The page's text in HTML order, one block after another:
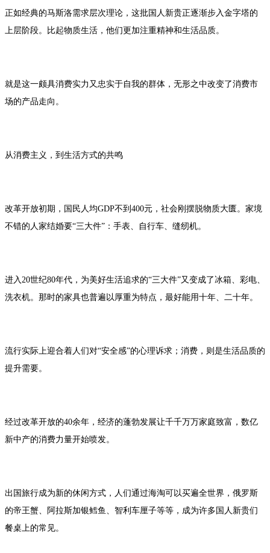
正如经典的马斯洛需求层次理论，这批国人新贵正逐渐步入金字塔的
上层阶段。比起物质生活，他们更加注重精神和生活品质。
就是这一颇具消费实力又忠实于自我的群体，无形之中改变了消费市
场的产品走向。
从消费主义，到生活方式的共鸣
改革开放初期，国民人均GDP不到400元，社会刚摆脱物质大匮。家境
不错的人家结婚要“三大件”：手表、自行车、缝纫机。
进入20世纪80年代，为美好生活追求的“三大件”又变成了冰箱、彩电、
洗衣机。那时的家具也普遍以厚重为特点，最好能用十年、二十年。
流行实际上迎合着人们对“安全感”的心理诉求；消费，则是生活品质的
提升需要。
经过改革开放的40余年，经济的蓬勃发展让千千万万家庭致富，数亿
新中产的消费力量开始喷发。
出国旅行成为新的休闲方式，人们通过海淘可以买遍全世界，俄罗斯
的帝王蟹、阿拉斯加银鳕鱼、智利车厘子等等，成为许多国人新贵们
餐桌上的常见。